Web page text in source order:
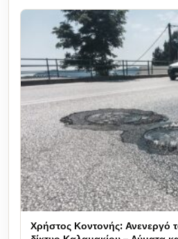
Χρήστος Κοντονής: Ανενεργό